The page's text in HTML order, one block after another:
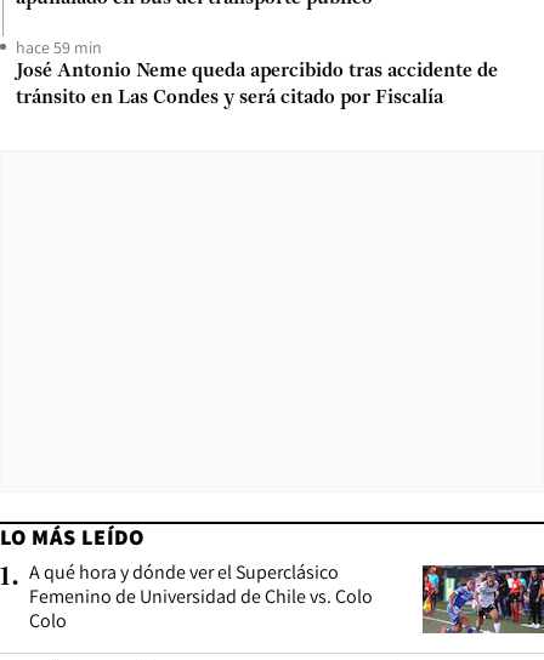
hace 59 min
José Antonio Neme queda apercibido tras accidente de
tránsito en Las Condes y será citado por Fiscalía
LO MÁS LEÍDO
1. A qué hora y dónde ver el Superclásico
Femenino de Universidad de Chile vs. Colo
Colo